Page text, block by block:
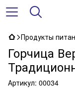
Продукты
Горчица
Артикул: 00034